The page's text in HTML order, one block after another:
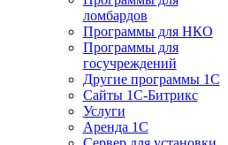
ломбардов
Программы для НКО
Программы для
госучреждений
Другие программы 1С
Сайты 1С-Битрикс
Услуги
Аренда 1С